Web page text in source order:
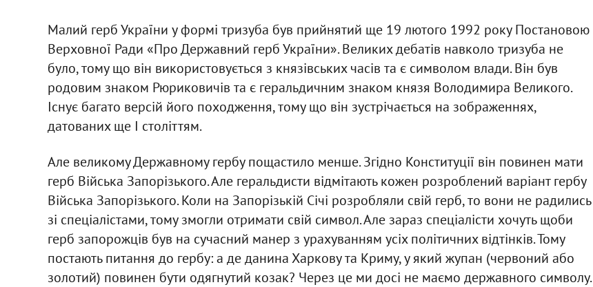
Малий герб України у формі тризуба був прийнятий ще 19 лютого 1992 року Постановою
Верховної Ради «Про Державний герб України». Великих дебатів навколо тризуба не
було, тому що він використовується з князівських часів та є символом влади. Він був
родовим знаком Рюриковичів та є геральдичним знаком князя Володимира Великого.
Існує багато версій його походження, тому що він зустрічається на зображеннях,
датованих ще I століттям.
Але великому Державному гербу пощастило менше. Згідно Конституції він повинен мати
герб Війська Запорізького. Але геральдисти відмітають кожен розроблений варіант гербу
Війська Запорізького. Коли на Запорізькій Січі розробляли свій герб, то вони не радились
зі спеціалістами, тому змогли отримати свій символ. Але зараз спеціалісти хочуть щоби
герб запорожців був на сучасний манер з урахуванням усіх політичних відтінків. Тому
постають питання до гербу: а де данина Харкову та Криму, у який жупан (червоний або
золотий) повинен бути одягнутий козак? Через це ми досі не маємо державного символу.